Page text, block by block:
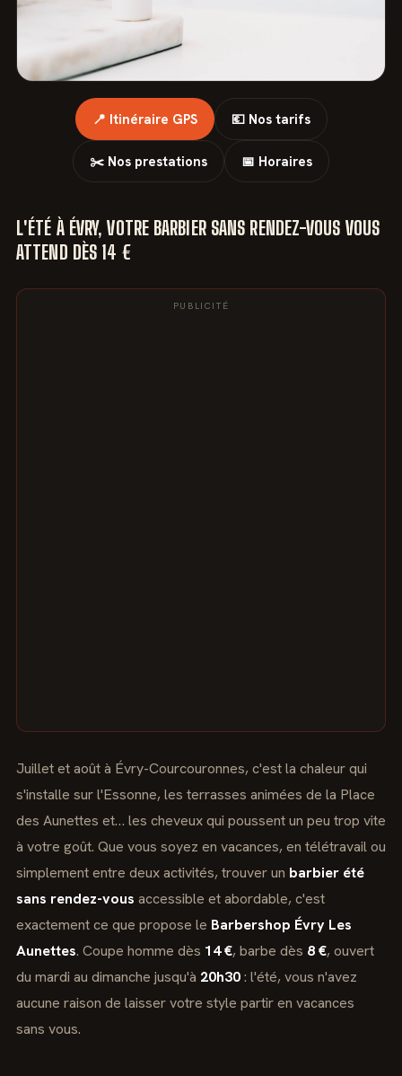
📍 Itinéraire GPS 💶 Nos tarifs
✂️ Nos prestations 📅 Horaires
L'ÉTÉ À ÉVRY, VOTRE BARBIER SANS RENDEZ-VOUS VOUS
ATTEND DÈS 14 €
PUBLICITÉ
Juillet et août à Évry-Courcouronnes, c'est la chaleur qui
s'installe sur l'Essonne, les terrasses animées de la Place
des Aunettes et… les cheveux qui poussent un peu trop vite
à votre goût. Que vous soyez en vacances, en télétravail ou
simplement entre deux activités, trouver un barbier été
sans rendez-vous accessible et abordable, c'est
exactement ce que propose le Barbershop Évry Les
Aunettes. Coupe homme dès 14 €, barbe dès 8 €, ouvert
du mardi au dimanche jusqu'à 20h30: l'été, vous n'avez
aucune raison de laisser votre style partir en vacances
sans vous.